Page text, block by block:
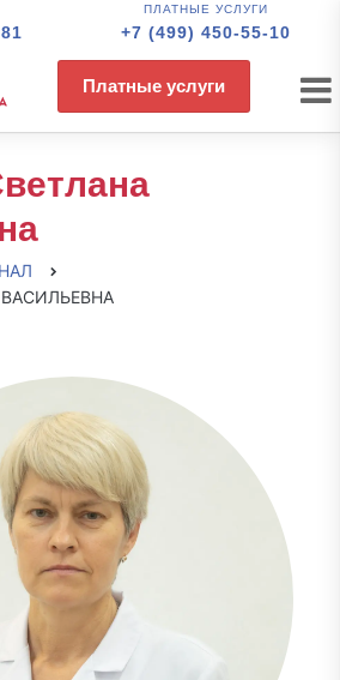
ПЛАТНЫЕ УСЛУГИ
+7 (499) 450-55-10
Платные услуги